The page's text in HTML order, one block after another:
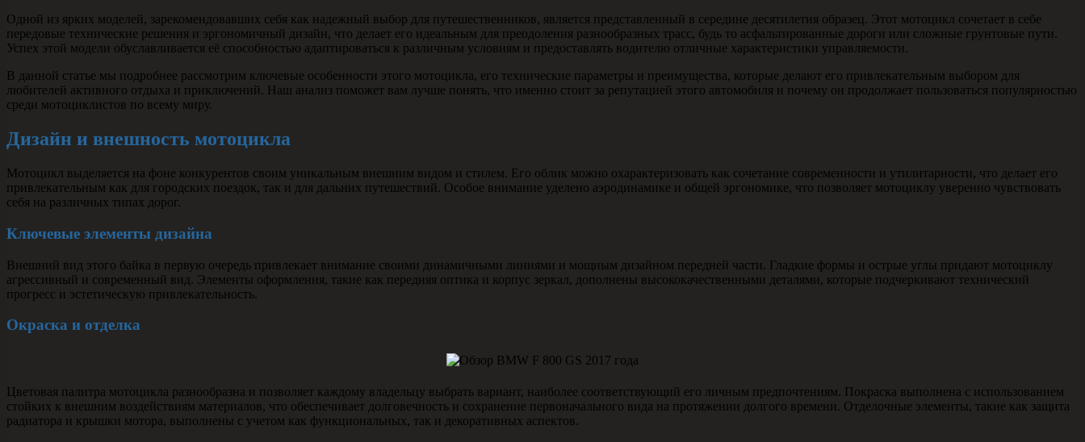
Одной из ярких моделей, зарекомендовавших себя как надежный выбор для путешественников, является представленный в середине десятилетия образец. Этот мотоцикл сочетает в себе
передовые технические решения и эргономичный дизайн, что делает его идеальным для преодоления разнообразных трасс, будь то асфальтированные дороги или сложные грунтовые пути.
Успех этой модели обуславливается её способностью адаптироваться к различным условиям и предоставлять водителю отличные характеристики управляемости.
В данной статье мы подробнее рассмотрим ключевые особенности этого мотоцикла, его технические параметры и преимущества, которые делают его привлекательным выбором для
любителей активного отдыха и приключений. Наш анализ поможет вам лучше понять, что именно стоит за репутацией этого автомобиля и почему он продолжает пользоваться популярностью
среди мотоциклистов по всему миру.
Дизайн и внешность мотоцикла
Мотоцикл выделяется на фоне конкурентов своим уникальным внешним видом и стилем. Его облик можно охарактеризовать как сочетание современности и утилитарности, что делает его
привлекательным как для городских поездок, так и для дальних путешествий. Особое внимание уделено аэродинамике и общей эргономике, что позволяет мотоциклу уверенно чувствовать
себя на различных типах дорог.
Ключевые элементы дизайна
Внешний вид этого байка в первую очередь привлекает внимание своими динамичными линиями и мощным дизайном передней части. Гладкие формы и острые углы придают мотоциклу
агрессивный и современный вид. Элементы оформления, такие как передняя оптика и корпус зеркал, дополнены высококачественными деталями, которые подчеркивают технический
прогресс и эстетическую привлекательность.
Окраска и отделка
Цветовая палитра мотоцикла разнообразна и позволяет каждому владельцу выбрать вариант, наиболее соответствующий его личным предпочтениям. Покраска выполнена с использованием
стойких к внешним воздействиям материалов, что обеспечивает долговечность и сохранение первоначального вида на протяжении долгого времени. Отделочные элементы, такие как защита
радиатора и крышки мотора, выполнены с учетом как функциональных, так и декоративных аспектов.